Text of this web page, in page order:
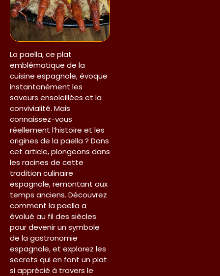
La paella, ce plat
emblématique de la
cuisine espagnole, évoque
instantanément les
saveurs ensoleillées et la
convivialité. Mais
connaissez-vous
réellement l’histoire et les
origines de la paella ? Dans
cet article, plongeons dans
les racines de cette
tradition culinaire
espagnole, remontant aux
temps anciens. Découvrez
comment la paella a
évolué au fil des siècles
pour devenir un symbole
de la gastronomie
espagnole, et explorez les
secrets qui en font un plat
si apprécié à travers le